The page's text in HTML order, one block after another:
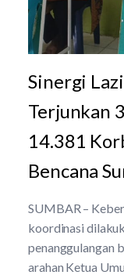
Sinergi
Terjunkan
14.381
Bencana
SUMBAR –
koordinasi
penanggulangan
arahan Ketua